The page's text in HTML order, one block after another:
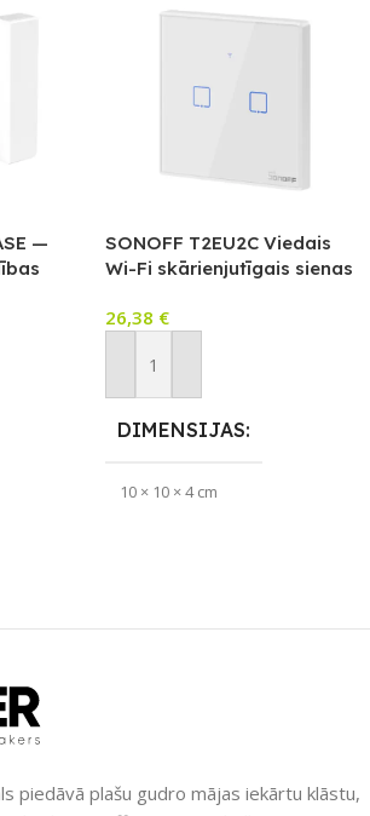
—
SONOFF T2EU2C Viedais
Wi-Fi skārienjutīgais sienas
26,38 €
Pievienot Grozam
DIMENSIJAS
10 × 10 × 4 cm
UZREIZ PIEEJAMAIS
piedāvā plašu gudro mājas iekārtu klāstu,